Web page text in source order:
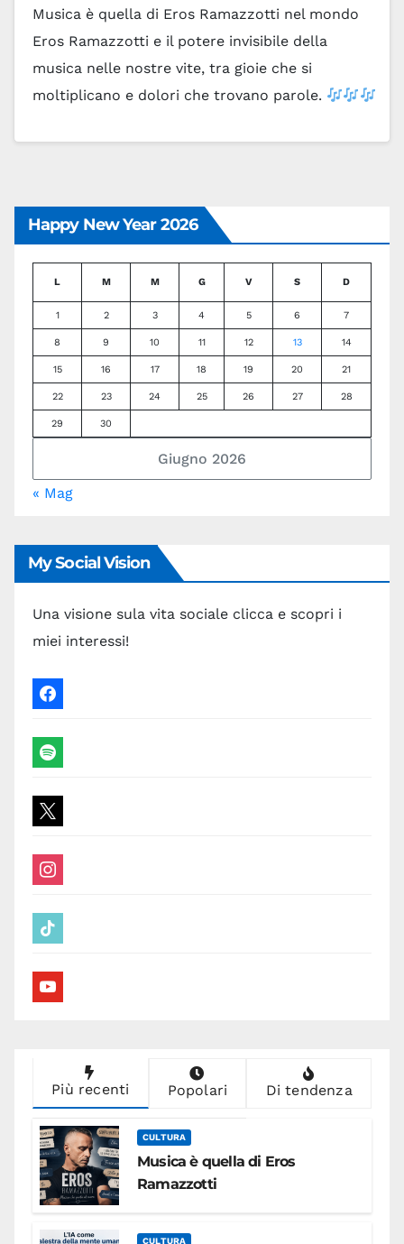
Musica è quella di Eros Ramazzotti nel mondo
Eros Ramazzotti e il potere invisibile della
musica nelle nostre vite, tra gioie che si
moltiplicano e dolori che trovano parole.
Happy New Year 2026
Giugno 2026
L M M G V S D
1 2 3 4 5 6 7
8 9 10 11 12 13 14
15 16 17 18 19 20 21
22 23 24 25 26 27 28
29 30
« Mag
My Social Vision
Una visione sula vita sociale clicca e scopri i
miei interessi!
facebook
spotify
x
instagram
tiktok
youtube
Più recenti Popolari Di tendenza
CULTURA
Musica è quella di Eros
Ramazzotti
CULTURA